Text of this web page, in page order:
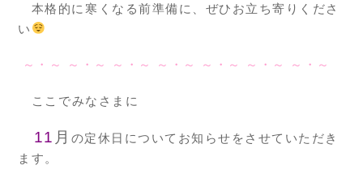
本格的に寒くなる前準備に、ぜひお立ち寄りくださ
い
～・～ ～・～ ～・～ ～・～ ～・～ ～・～ ～・～
ここでみなさまに
11 月 の定休日についてお知らせをさせていただき
ます。